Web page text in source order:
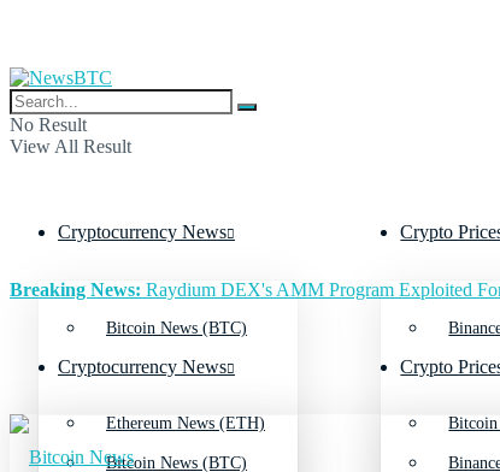
No Result
View All Result
Cryptocurrency News
Bitcoin News (BTC)
Ethereum News (ETH)
Crypto
Breaking News: Raydium DEX's AMM Program Exploited
Cryptocurrency News
Bitcoin News (BTC)
Crypto